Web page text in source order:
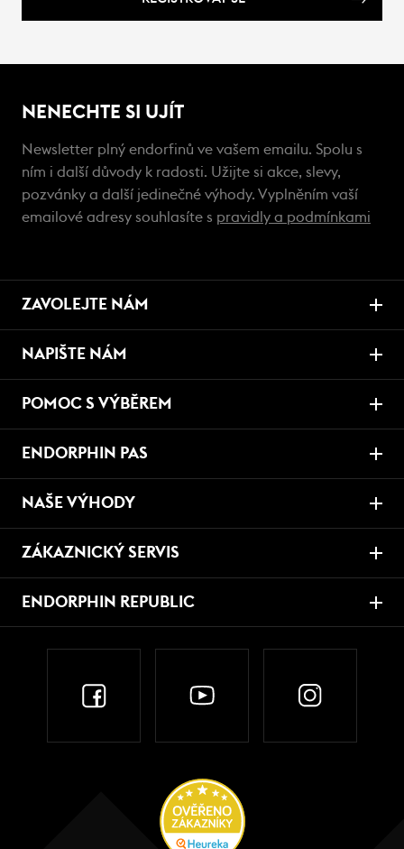
NENECHTE SI UJÍT
Newsletter plný endorfinů ve vašem emailu. Spolu s
ním i další důvody k radosti. Užijte si akce, slevy,
pozvánky a další jedinečné výhody. Vyplněním vaší
emailové adresy souhlasíte s pravidly a podmínkami
ZAVOLEJTE NÁM
NAPIŠTE NÁM
POMOC S VÝBĚREM
ENDORPHIN PAS
NAŠE VÝHODY
ZÁKAZNICKÝ SERVIS
ENDORPHIN REPUBLIC